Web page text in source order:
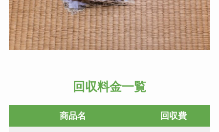
回収料金一覧
商品名 回収費